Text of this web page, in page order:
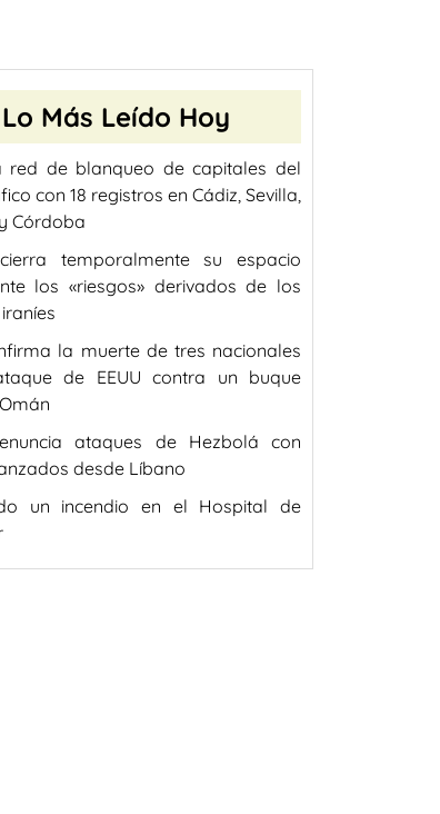
Lo Más Leído Hoy
red de blanqueo de capitales del
con 18 registros en Cádiz, Sevilla,
Córdoba
temporalmente su espacio
los «riesgos» derivados de los
la muerte de tres nacionales
de EEUU contra un buque
ataques de Hezbolá con
desde Líbano
un incendio en el Hospital de